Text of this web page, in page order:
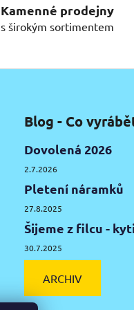
Kamenné prodejny
s širokým sortimentem
Blog - Co
Dovolená 2026
2.7.2026
Pletení náramků
27.8.2025
Šijeme z filcu -
30.7.2025
ARCHIV